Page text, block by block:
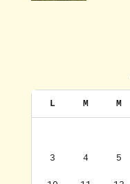
L M M
3 4 5